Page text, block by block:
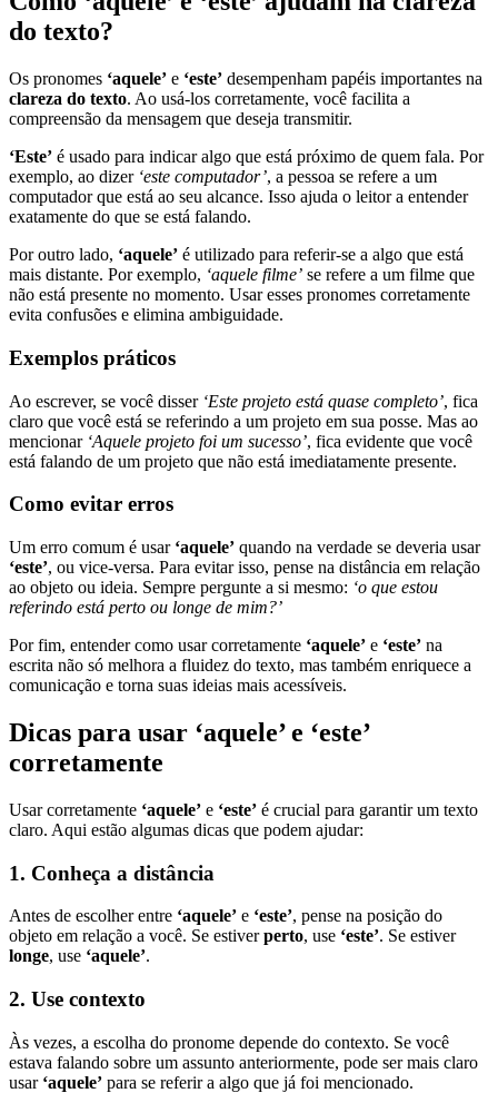
do texto?
Os pronomes ‘aquele’ e ‘este’ desempenham papéis importantes na
clareza do texto. Ao usá-los corretamente, você facilita a
compreensão da mensagem que deseja transmitir.
‘Este’ é usado para indicar algo que está próximo de quem fala. Por
exemplo, ao dizer ‘este computador’, a pessoa se refere a um
computador que está ao seu alcance. Isso ajuda o leitor a entender
exatamente do que se está falando.
Por outro lado, ‘aquele’ é utilizado para referir-se a algo que está
mais distante. Por exemplo, ‘aquele filme’ se refere a um filme que
não está presente no momento. Usar esses pronomes corretamente
evita confusões e elimina ambiguidade.
Exemplos práticos
Ao escrever, se você disser ‘Este projeto está quase completo’, fica
claro que você está se referindo a um projeto em sua posse. Mas ao
mencionar ‘Aquele projeto foi um sucesso’, fica evidente que você
está falando de um projeto que não está imediatamente presente.
Como evitar erros
Um erro comum é usar ‘aquele’ quando na verdade se deveria usar
‘este’, ou vice-versa. Para evitar isso, pense na distância em relação
ao objeto ou ideia. Sempre pergunte a si mesmo: ‘o que estou
referindo está perto ou longe de mim?’
Por fim, entender como usar corretamente ‘aquele’ e ‘este’ na
escrita não só melhora a fluidez do texto, mas também enriquece a
comunicação e torna suas ideias mais acessíveis.
Dicas para usar ‘aquele’ e ‘este’
corretamente
Usar corretamente ‘aquele’ e ‘este’ é crucial para garantir um texto
claro. Aqui estão algumas dicas que podem ajudar:
1. Conheça a distância
Antes de escolher entre ‘aquele’ e ‘este’, pense na posição do
objeto em relação a você. Se estiverperto, use ‘este’. Se estiver
longe, use ‘aquele’.
2. Use contexto
Às vezes, a escolha do pronome depende do contexto. Se você
estava falando sobre um assunto anteriormente, pode ser mais claro
usar ‘aquele’ para se referir a algo que já foi mencionado.